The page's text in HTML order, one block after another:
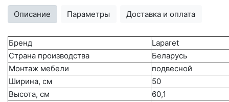
Описание Параметры Доставка и оплата
Бренд
Laparet
Страна производства
Беларусь
Монтаж мебели
подвесной
Ширина, см
50
Высота, см
60,1